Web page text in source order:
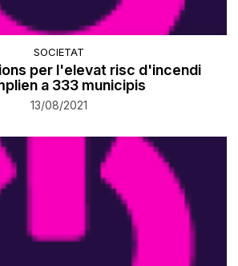
SOCIETAT
per l'elevat risc d'incendi
a 333 municipis
13/08/2021